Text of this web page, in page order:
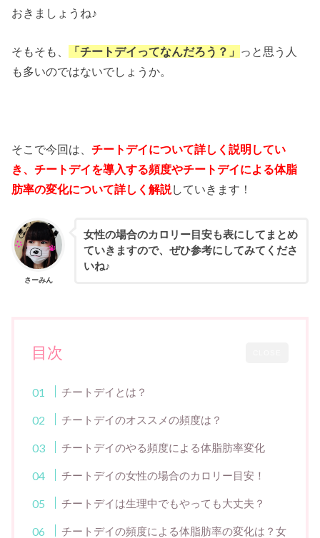
おきましょうね♪
そもそも、 「チートデイってなんだろう？」 っと思う人
も多いのではないでしょうか。
そこで今回は、チートデイについて詳しく説明してい
き、チートデイを導入する頻度やチートデイによる体脂
肪率の変化について詳しく解説していきます！
さーみん
女性の場合のカロリー目安も表にしてまとめ
ていきますので、ぜひ参考にしてみてくださ
いね♪
目次
チートデイとは？
チートデイのオススメの頻度は？
チートデイのやる頻度による体脂肪率変化
チートデイの女性の場合のカロリー目安！
チートデイは生理中でもやっても大丈夫？
チートデイの頻度による体脂肪率の変化は？女